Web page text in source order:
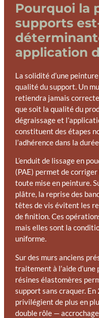
Pourquoi la
supports
application
La solidité d’une
qualité du support. Un
retiendra jamais
que soit la qualité du
dégraissage et
constituent des étapes
l’adhérence dans la
L’enduit de lissage en
(PAE) permet de
toute mise en peinture.
plâtre, la reprise des
têtes de vis évitent les
de finition. Ces
mais elles sont la
uniforme.
Sur des murs anciens
traitement à l’aide
résines élastomères
support sans craquer.
privilégient de plus en
double rôle —